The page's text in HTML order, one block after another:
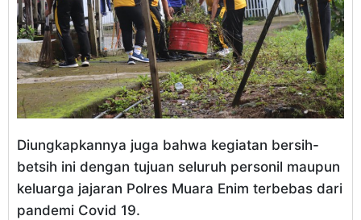
Diungkapkannya juga bahwa kegiatan bersih-
betsih ini dengan tujuan seluruh personil maupun
keluarga jajaran Polres Muara Enim terbebas dari
pandemi Covid 19.